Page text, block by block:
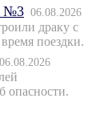
№3 06.08.2026
драку с
поездки.
06.08.2026
опасности.